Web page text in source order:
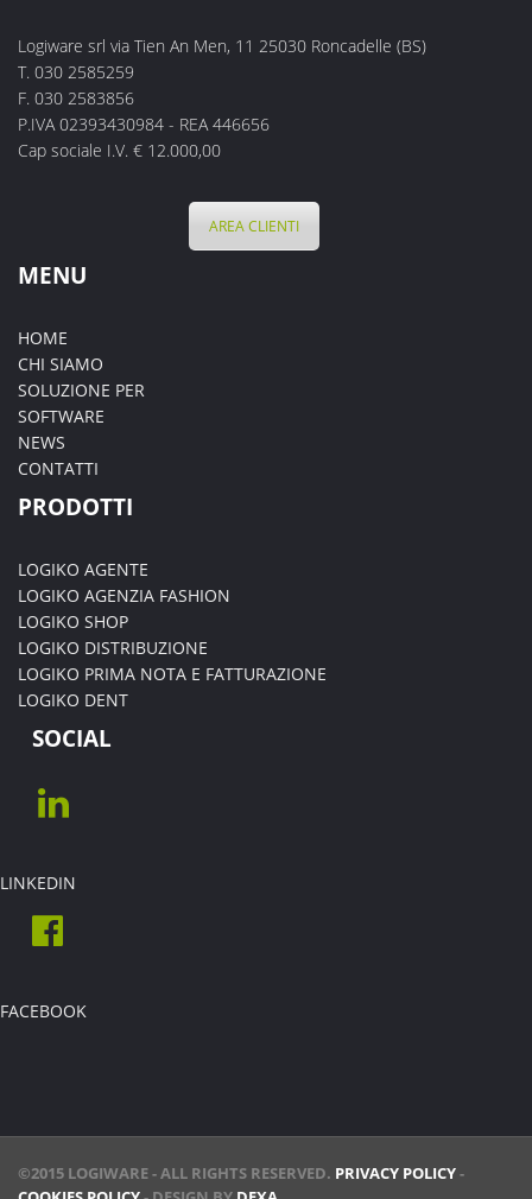
Logiware srl via Tien An Men, 11 25030 Roncadelle (BS)
T. 030 2585259
F. 030 2583856
P.IVA 02393430984 - REA 446656
Cap sociale I.V. € 12.000,00
AREA CLIENTI
MENU
HOME
CHI SIAMO
SOLUZIONE PER
SOFTWARE
NEWS
CONTATTI
PRODOTTI
LOGIKO AGENTE
LOGIKO AGENZIA FASHION
LOGIKO SHOP
LOGIKO DISTRIBUZIONE
LOGIKO PRIMA NOTA E FATTURAZIONE
LOGIKO DENT
SOCIAL
LINKEDIN
FACEBOOK
©2015 LOGIWARE - ALL RIGHTS RESERVED. PRIVACY POLICY-